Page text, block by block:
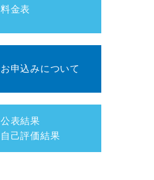
料金表
お申込みについて
公表結果
自己評価結果